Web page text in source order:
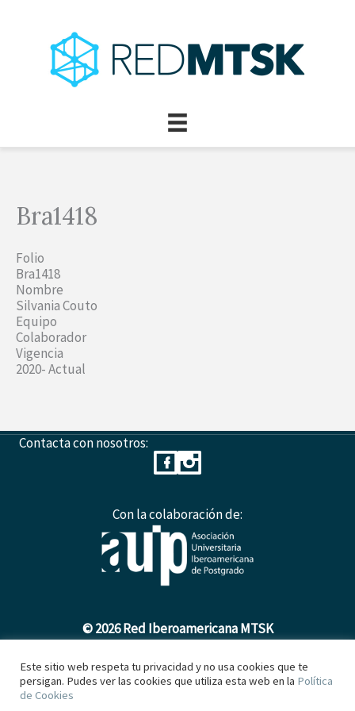
contenido
Bra1418
Folio
Bra1418
Nombre
Silvania Couto
Equipo
Colaborador
Vigencia
2020- Actual
Contacta con nosotros:
Con la colaboración de:
© 2026 Red Iberoamericana MTSK
Política de Cookies
Este sitio web respeta tu privacidad y no usa cookies que te
persigan. Pudes ver las cookies que utiliza esta web en la Política
de Cookies